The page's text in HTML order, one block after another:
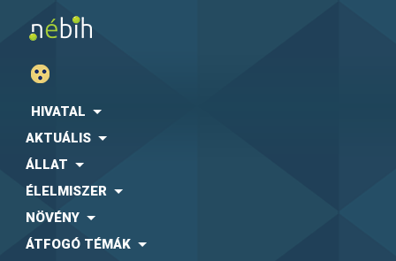
HIVATAL
AKTUÁLIS
ÁLLAT
ÉLELMISZER
NÖVÉNY
ÁTFOGÓ TÉMÁK